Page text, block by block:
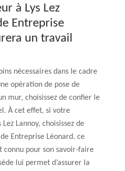
à Lys Lez
Entreprise
un travail
nécessaires dans le cadre
opération de pose de
mur, choisissez de confier le
À cet effet, si votre
Lannoy, choisissez de
Entreprise Léonard. ce
connu pour son savoir-faire
lui permet d’assurer la